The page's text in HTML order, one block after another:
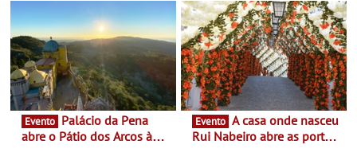
Queiroz Ribeiro - Um novo
conceito gastronómico
itinerante que percorre
Portugal
enquanto “Territórios sem
Fronteira”
Evento
abre o Pátio dos Arcos à
Evento
Rui Nabeiro abre as portas